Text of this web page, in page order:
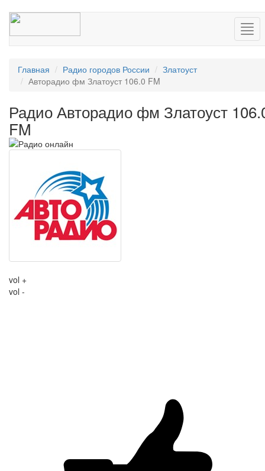
Главная Радио городов России
Златоуст
Авторадио фм Златоуст 106.0 FM
Радио Авторадио фм Златоуст
FM
vol +
vol -